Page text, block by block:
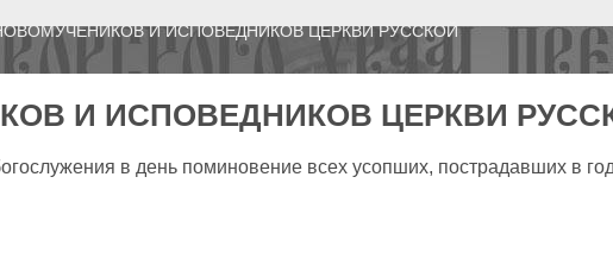
И ИСПОВЕДНИКОВ ЦЕРКВИ РУССКОЙ
И ИСПОВЕДНИКОВ ЦЕРКВИ
в день поминовение всех усопших, пострадавших в